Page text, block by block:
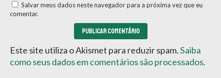
Salvar meus dados neste navegador para a próxima vez que eu
comentar.
Este site utiliza o Akismet para reduzir spam.Saiba
como seus dados em comentários são processados.